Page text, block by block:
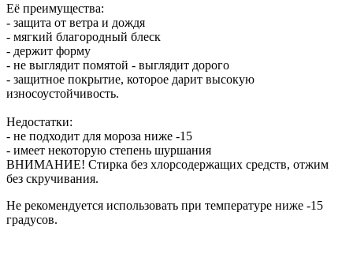
Её преимущества:
- защита от ветра и дождя
- мягкий благородный блеск
- держит форму
- не выглядит помятой - выглядит дорого
- защитное покрытие, которое дарит высокую
износоустойчивость.
Недостатки:
- не подходит для мороза ниже -15
- имеет некоторую степень шуршания
ВНИМАНИЕ! Стирка без хлорсодержащих средств, отжим
без скручивания.
Не рекомендуется использовать при температуре ниже -15
градусов.